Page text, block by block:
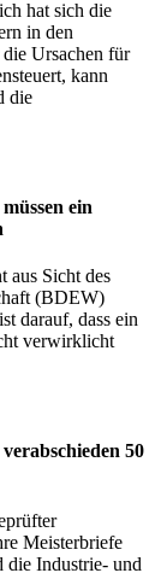
hat sich die
in den
Ursachen für
kann
die
ein
aus Sicht des
(BDEW)
darauf, dass ein
verwirklicht
50
Meisterbriefe
die Industrie- und